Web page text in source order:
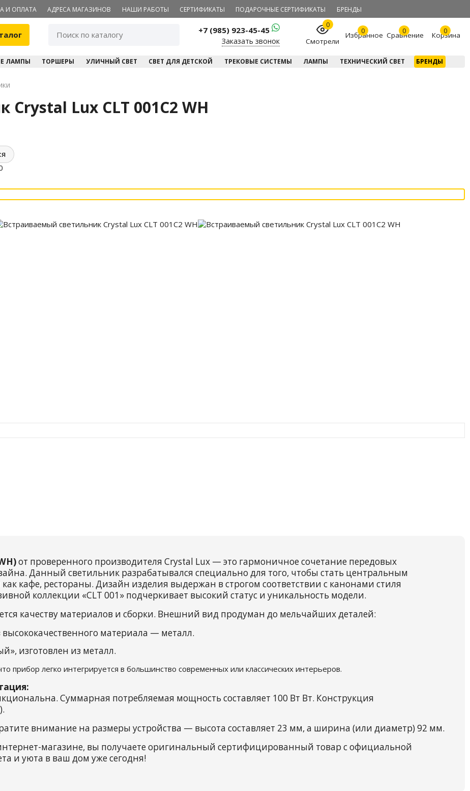
И ОПЛАТА АДРЕСА МАГАЗИНОВ НАШИ РАБОТЫ СЕРТИФИКАТЫ ПОДАРОЧНЫЕ СЕРТИФИКАТЫ БРЕНДЫ
+7 (985) 923-45-45
Заказать звонок
0
Смотрели
0
Избранное 0
Сравнение 0
Корзина
ЛАМПЫ ТОРШЕРЫ УЛИЧНЫЙ СВЕТ СВЕТ ДЛЯ ДЕТСКОЙ ТРЕКОВЫЕ СИСТЕМЫ ЛАМПЫ ТЕХНИЧЕСКИЙ СВЕТ БРЕНДЫ
Lux CLT 001C2 WH
от проверенного производителя Crystal Lux — это гармоничное сочетание передовых
Данный светильник разрабатывался специально для того, чтобы стать центральным
кафе, рестораны. Дизайн изделия выдержан в строгом соответствии с канонами стиля
коллекции «CLT 001» подчеркивает высокий статус и уникальность модели.
качеству материалов и сборки. Внешний вид продуман до мельчайших деталей:
материала — металл.
изготовлен из металл.
прибор легко интегрируется в большинство современных или классических интерьеров.
Суммарная потребляемая мощность составляет 100 Вт Вт. Конструкция
внимание на размеры устройства — высота составляет 23 мм, а ширина (или диаметр) 92 мм.
магазине, вы получаете оригинальный сертифицированный товар с официальной
и уюта в ваш дом уже сегодня!